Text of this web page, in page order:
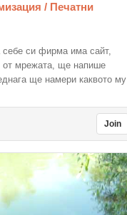
/ Печатни
си фирма има сайт,
от мрежата, ще напише
ще намери каквото му
Join